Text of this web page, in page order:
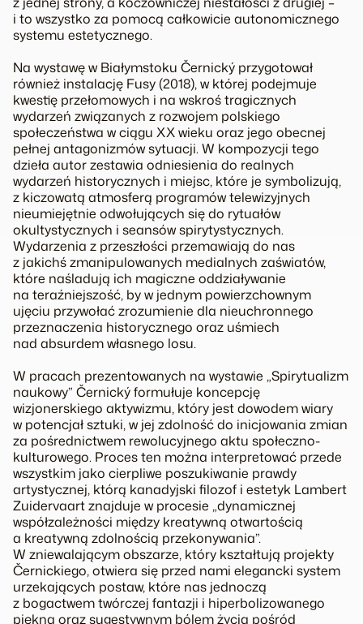
i to wszystko za pomocą całkowicie autonomicznego
systemu estetycznego.
Na wystawę w Białymstoku Černický przygotował
również instalację Fusy(2018), w której podejmuje
kwestię przełomowych i na wskroś tragicznych
wydarzeń związanych z rozwojem polskiego
społeczeństwa w ciągu XX wieku oraz jego obecnej
pełnej antagonizmów sytuacji. W kompozycji tego
dzieła autor zestawia odniesienia do realnych
wydarzeń historycznych i miejsc, które je symbolizują,
z kiczowatą atmosferą programów telewizyjnych
nieumiejętnie odwołujących się do rytuałów
okultystycznych i seansów spirytystycznych.
Wydarzenia z przeszłości przemawiają do nas
z jakichś zmanipulowanych medialnych zaświatów,
które naśladują ich magiczne oddziaływanie
na teraźniejszość, by w jednym powierzchownym
ujęciu przywołać zrozumienie dla nieuchronnego
przeznaczenia historycznego oraz uśmiech
nad absurdem własnego losu.
W pracach prezentowanych na wystawie „Spirytualizm
naukowy” Černický formułuje koncepcję
wizjonerskiego aktywizmu, który jest dowodem wiary
w potencjał sztuki, w jej zdolność do inicjowania zmian
za pośrednictwem rewolucyjnego aktu społeczno-
kulturowego. Proces ten można interpretować przede
wszystkim jako cierpliwe poszukiwanie prawdy
artystycznej, którą kanadyjski filozof i estetyk Lambert
Zuidervaart znajduje w procesie „dynamicznej
współzależności między kreatywną otwartością
a kreatywną zdolnością przekonywania”.
W zniewalającym obszarze, który kształtują projekty
Černickiego, otwiera się przed nami elegancki system
urzekających postaw, które nas jednoczą
z bogactwem twórczej fantazji i hiperbolizowanego
piękna oraz sugestywnym bólem życia pośród